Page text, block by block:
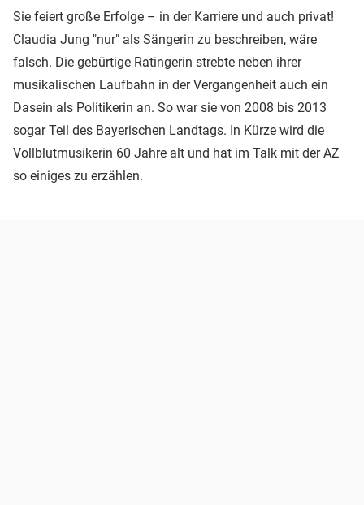
Sie feiert große Erfolge – in der Karriere und auch privat!
Claudia Jung "nur" als Sängerin zu beschreiben, wäre
falsch. Die gebürtige Ratingerin strebte neben ihrer
musikalischen Laufbahn in der Vergangenheit auch ein
Dasein als Politikerin an. So war sie von 2008 bis 2013
sogar Teil des Bayerischen Landtags. In Kürze wird die
Vollblutmusikerin 60 Jahre alt und hat im Talk mit der AZ
so einiges zu erzählen.